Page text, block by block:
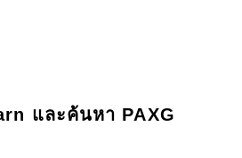
และค้นหา PAXG